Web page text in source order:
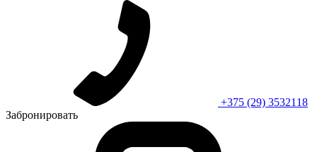
+375 (29) 3532118
Забронировать